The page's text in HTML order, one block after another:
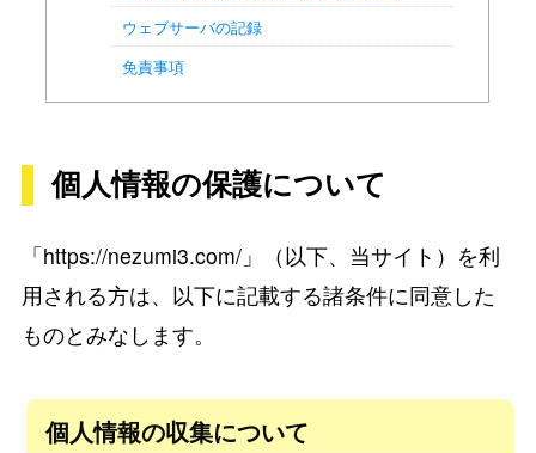
ウェブサーバの記録
免責事項
個人情報の保護について
「https://nezumi3.com/」（以下、当サイト）を利
用される方は、以下に記載する諸条件に同意した
ものとみなします。
個人情報の収集について